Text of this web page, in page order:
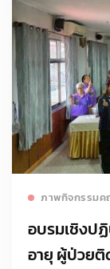
ภาพกิจกรรมค
อบรมเชิง
อายุ ผู้ป่วยติ